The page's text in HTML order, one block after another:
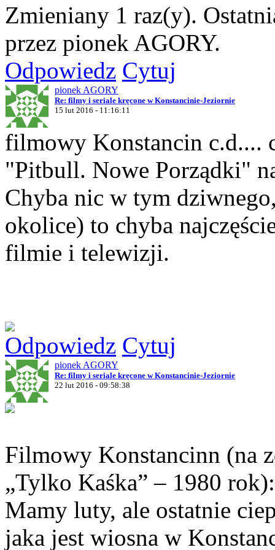
Zmieniany 1 raz(y).
przez pionek AGORY.
Odpowiedz Cytuj
pionek AGORY
Re: filmy i seriale kręcone w Konstancinie-Jeziornie
15 lut 2016 - 11:16:11
filmowy Konstancin c.d....
"Pitbull. Nowe Porządki"
Chyba nic w tym
okolice) to chyba
filmie i telewizji.
Odpowiedz Cytuj
pionek AGORY
Re: filmy i seriale kręcone w Konstancinie-Jeziornie
22 lut 2016 - 09:58:38
Filmowy Konstancinn (na
„Tylko Kaśka” – 1980 rok):
Mamy luty, ale ostatnie
jaka jest wiosna w